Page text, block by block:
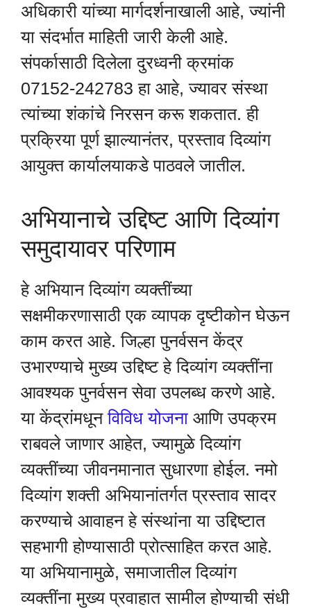
अधिकारी यांच्या मार्गदर्शनाखाली आहे, ज्यांनी
या संदर्भात माहिती जारी केली आहे.
संपर्कासाठी दिलेला दुरध्वनी क्रमांक
07152-242783 हा आहे, ज्यावर संस्था
त्यांच्या शंकांचे निरसन करू शकतात. ही
प्रक्रिया पूर्ण झाल्यानंतर, प्रस्ताव दिव्यांग
आयुक्त कार्यालयाकडे पाठवले जातील.
अभियानाचे उद्दिष्ट आणि दिव्यांग
समुदायावर परिणाम
हे अभियान दिव्यांग व्यक्तींच्या
सक्षमीकरणासाठी एक व्यापक दृष्टीकोन घेऊन
काम करत आहे. जिल्हा पुनर्वसन केंद्र
उभारण्याचे मुख्य उद्दिष्ट हे दिव्यांग व्यक्तींना
आवश्यक पुनर्वसन सेवा उपलब्ध करणे आहे.
या केंद्रांमधूनविविध योजना आणि उपक्रम
राबवले जाणार आहेत, ज्यामुळे दिव्यांग
व्यक्तींच्या जीवनमानात सुधारणा होईल. नमो
दिव्यांग शक्ती अभियानांतर्गत प्रस्ताव सादर
करण्याचे आवाहन हे संस्थांना या उद्दिष्टात
सहभागी होण्यासाठी प्रोत्साहित करत आहे.
या अभियानामुळे, समाजातील दिव्यांग
व्यक्तींना मुख्य प्रवाहात सामील होण्याची संधी